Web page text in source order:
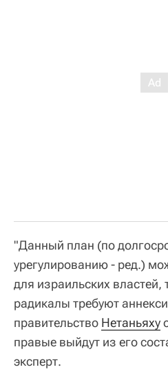
"Данный план (по
урегулированию - ред.)
для израильских властей,
радикалы требуют
правительство Нетаньяху
правые выйдут из его
эксперт.